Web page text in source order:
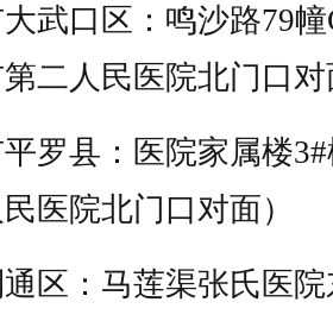
武口区： 鸣沙路79幢
二人民医院北门口
罗县：医院家属楼3#
医院北门口对面）
区：马莲渠张氏医